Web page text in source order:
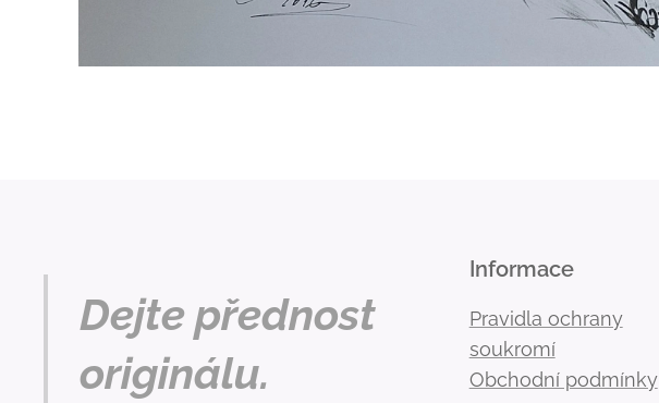
Dejte přednost
originálu.
Informace
Pravidla ochrany
soukromí
Obchodní podmínky